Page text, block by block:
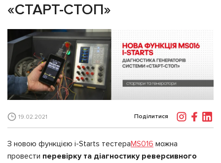
«СТАРТ-СТОП»
19.02.2021 Поділитися
З новою функцією i-Starts тестераMS016 можна
провести перевірку та діагностику реверсивного